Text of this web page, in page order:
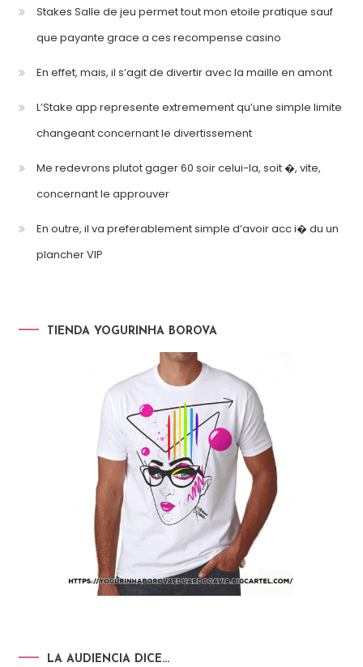
Stakes Salle de jeu permet tout mon etoile pratique sauf
que payante grace a ces recompense casino
En effet, mais, il s’agit de divertir avec la maille en amont
L’Stake app represente extremement qu’une simple limite
changeant concernant le divertissement
Me redevrons plutot gager 60 soir celui-la, soit �, vite,
concernant le approuver
En outre, il va preferablement simple d’avoir acc i� du un
plancher VIP
TIENDA YOGURINHA BOROVA
LA AUDIENCIA DICE…